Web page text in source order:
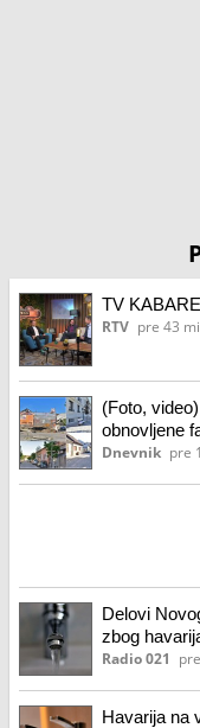
TV
RTV pre 43
(Foto,
obnovljene
Sada,
Dnevnik pre
Delovi
zbog
Radio 021
Havarija na